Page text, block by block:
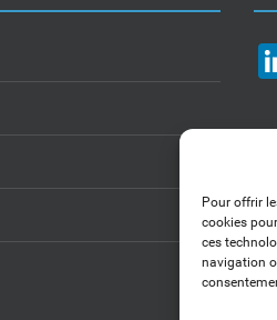
Pour offrir
cookies
ces
navigation